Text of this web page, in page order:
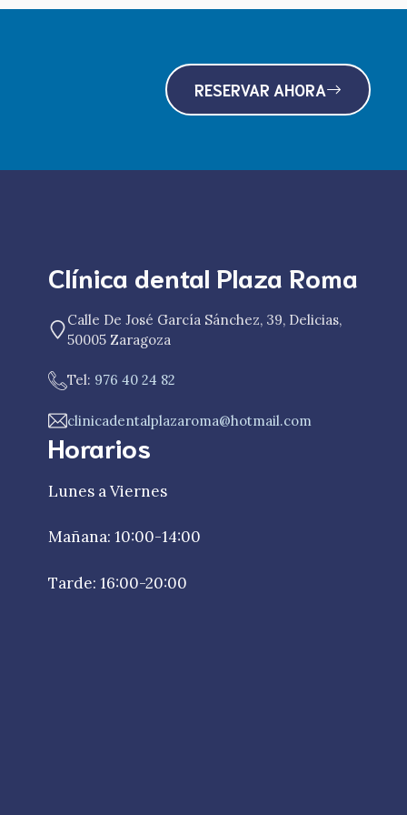
RESERVAR AHORA
Clínica dental Plaza Roma
Calle De José García Sánchez, 39, Delicias,
50005 Zaragoza
Tel: 976 40 24 82
clinicadentalplazaroma@hotmail.com
Horarios
Lunes a Viernes
Mañana: 10:00-14:00
Tarde: 16:00-20:00